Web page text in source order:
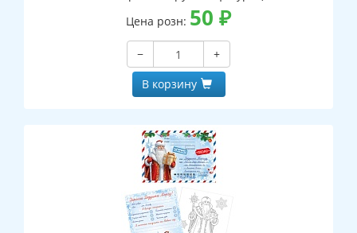
Цена розн: 50 ₽
−
+
В корзину